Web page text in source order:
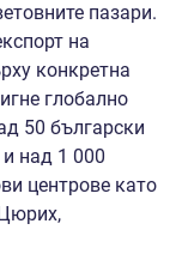
пазари.
на
конкретна
глобално
50 български
над 1 000
центрове като